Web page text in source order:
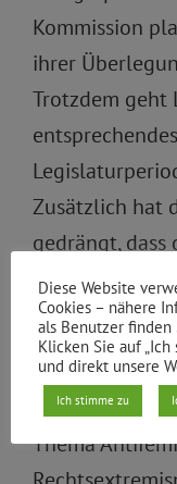
Kommission
ihrer
Trotzdem geht
Zusätzlich hat
gedrängt, dass
altruistische
geprüft
bislang
Zum
Thema
Diese Website
Cookies – nähere
als Benutzer finden
Klicken Sie auf
und direkt unsere
Ich stimme zu